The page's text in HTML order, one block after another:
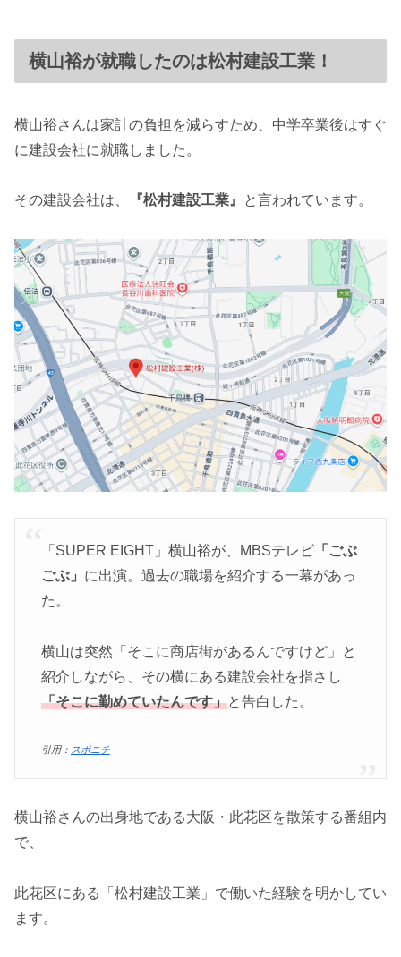
横山裕が就職したのは松村建設工業！
横山裕さんは家計の負担を減らすため、中学卒業後はすぐ
に建設会社に就職しました。
その建設会社は、 『松村建設工業』 と言われています。
「SUPER EIGHT」横山裕が、MBSテレビ「ごぶ
ごぶ」 に出演。過去の職場を紹介する一幕があっ
た。
横山は突然「そこに商店街があるんですけど」と
紹介しながら、その横にある建設会社を指さし
「そこに勤めていたんです」と告白した。
引用： スポニチ
横山裕さんの出身地である大阪・此花区を散策する番組内
で、
此花区にある「松村建設工業」で働いた経験を明かしてい
ます。